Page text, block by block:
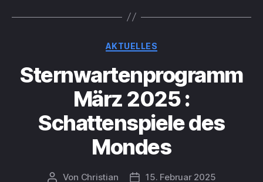
Kategorien
AKTUELLES
Sternwartenprogramm
März 2025 :
Schattenspiele des
Mondes
Beitragsautor
Von Christian Beitragsdatum
15. Februar 2025